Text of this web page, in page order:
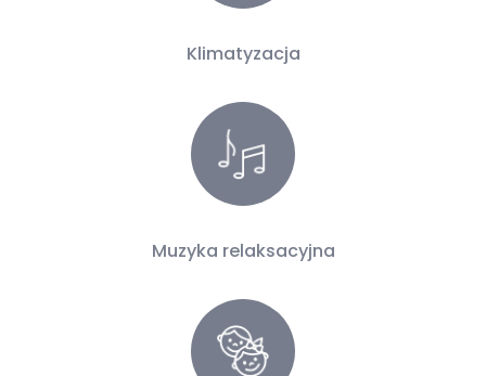
Klimatyzacja
Muzyka relaksacyjna